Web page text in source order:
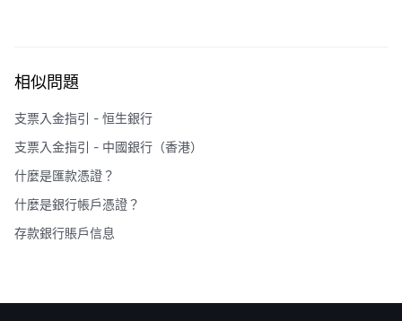
相似問題
支票入金指引 - 恒生銀行
支票入金指引 - 中國銀行（香港）
什麼是匯款憑證？
什麼是銀行帳戶憑證？
存款銀行賬戶信息